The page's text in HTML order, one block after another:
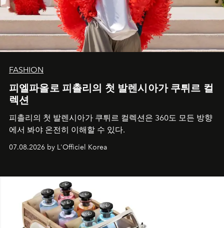
FASHION
피엘파올로 피촐리의 첫 발렌시아가 쿠튀르 컬
렉션
피촐리의 첫 발렌시아가 쿠튀르 컬렉션은 360도 모든 방향
에서 봐야 온전히 이해할 수 있다.
07.08.2026 by L'Officiel Korea